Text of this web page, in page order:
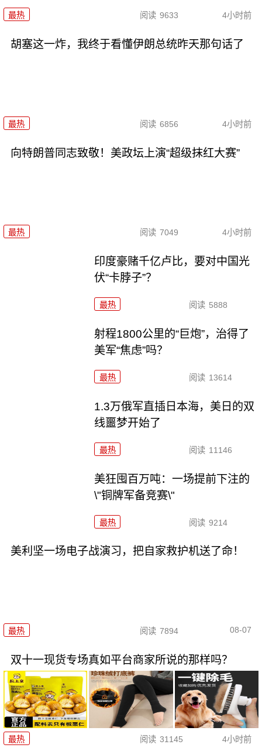
最热 阅读 9633 4小时前
胡塞这一炸，我终于看懂伊朗总统昨天那句话了
最热 阅读 6856 4小时前
向特朗普同志致敬！美政坛上演“超级抹红大赛”
最热 阅读 7049 4小时前
印度豪赌千亿卢比，要对中国光
伏“卡脖子”？
最热 阅读 5888
射程1800公里的“巨炮”，治得了
美军“焦虑”吗？
最热 阅读 13614
1.3万俄军直插日本海，美日的双
线噩梦开始了
最热 阅读 11146
美狂囤百万吨：一场提前下注的
\"铜牌军备竞赛\"
最热 阅读 9214
美利坚一场电子战演习，把自家救护机送了命！
最热 阅读 7894 08-07
双十一现货专场真如平台商家所说的那样吗？
最热 阅读 31145 4小时前